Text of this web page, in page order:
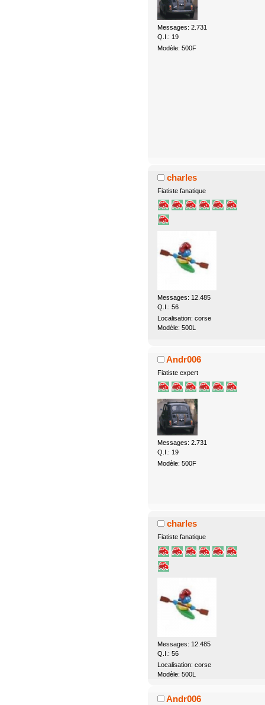
Messages: 2.731
Q.I.: 19
Modèle: 500F
charles
Fiatiste fanatique
Messages: 12.485
Q.I.: 56
Localisation: corse
Modèle: 500L
Andr006
Fiatiste expert
Messages: 2.731
Q.I.: 19
Modèle: 500F
charles
Fiatiste fanatique
Messages: 12.485
Q.I.: 56
Localisation: corse
Modèle: 500L
Andr006